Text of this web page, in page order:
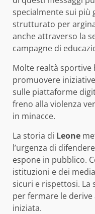
specialmente sui più
strutturato per
anche attraverso la
campagne di
Molte realtà sportive
promuovere
sulle piattaforme
freno alla violenza
in minacce.
La storia di Leone
l’urgenza di
espone in pubblico.
istituzioni e dei
sicuri e rispettosi. La
per fermare le derive
iniziata.